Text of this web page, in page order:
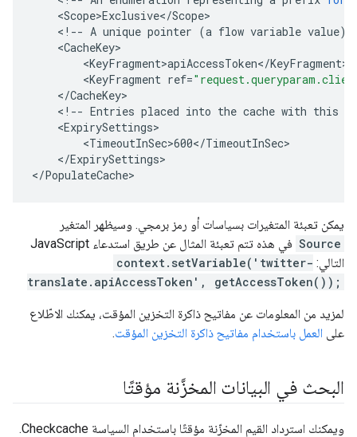
<Scope>Exclusive</Scope
< !-- A unique pointer (a flow variable value)
<CacheKey
<KeyFragment>apiAccessToken</KeyFragment
<KeyFragment ref=
</CacheKey
< !-- Entries placed into the cache with this
<ExpirySettings
<TimeoutInSec>600</TimeoutInSec
</ExpirySettings>
</PopulateCache>
يمكن تعبئة المتغيرات بسياسات أو رمز برمجي. وسيظهر المتغير
Source
في هذه تتم تعبئة المثال عن طريق استدعاء JavaScript
التالي: context.setVariable('twitter-
translate.apiAccessToken', getAccessToken());
لمزيد من المعلومات عن مفاتيح ذاكرة التخزين المؤقت، يمكنك الاطّلاع
على العمل باستخدام مفاتيح ذاكرة التخزين المؤقت.
البحث في البيانات المخزَّنة مؤقتًا
ويمكنك استرداد القيم المخزّنة مؤقتًا باستخدام السياسة Checkcache.